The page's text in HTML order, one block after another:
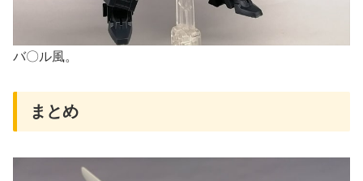
バ〇ル風。
まとめ